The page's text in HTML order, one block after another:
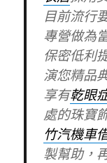
目前流行
專營做為
保密低利
演您精品
享有乾眼
處的珠寶
竹汽機車
製幫助，